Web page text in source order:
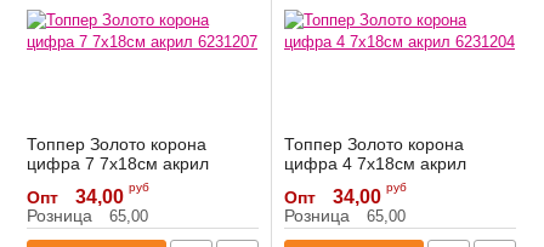
Топпер Золото корона
цифра 7 7х18см акрил
Артикул: 6231207
Опт 34,00 руб
Розница 65,00
Топпер Золото корона
цифра 4 7х18см акрил
Артикул: 6231204
Опт 34,00 руб
Розница 65,00